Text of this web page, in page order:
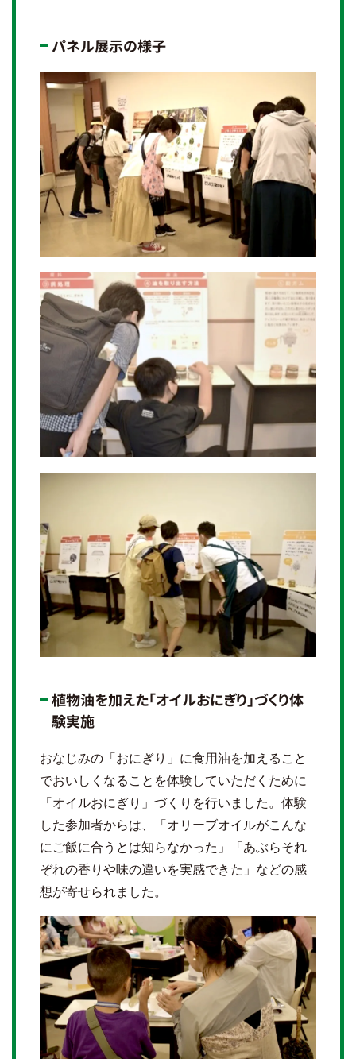
パネル展示の様子
植物油を加えた「オイルおにぎり」づくり体
験実施
おなじみの「おにぎり」に食用油を加えること
でおいしくなることを体験していただくために
「オイルおにぎり」づくりを行いました。体験
した参加者からは、「オリーブオイルがこんな
にご飯に合うとは知らなかった」「あぶらそれ
ぞれの香りや味の違いを実感できた」などの感
想が寄せられました。